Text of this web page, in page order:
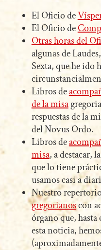
El Oficio de
El Oficio de
Otras horas del
algunas de
Sexta, que he ido
Libros de
de la misa
respuestas de la
del Novus Ordo.
Libros de
misa, a destacar,
que lo tiene
usamos casi a
Nuestro
gregorianoscon
órgano que,
esta noticia,